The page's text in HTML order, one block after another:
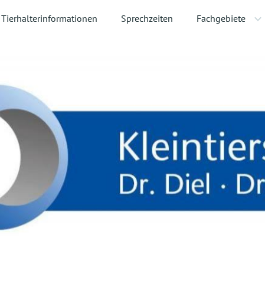
Tierhalterinformationen Sprechzeiten Fachgebiete